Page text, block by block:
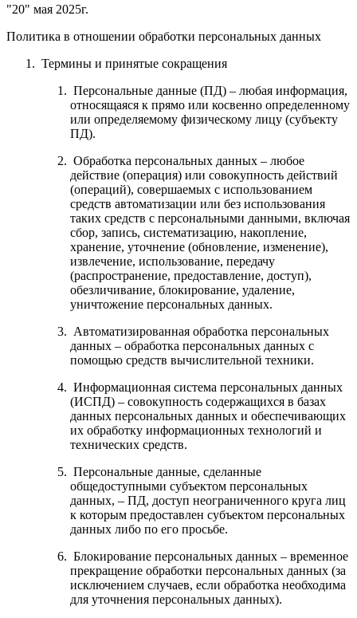
"20" мая 2025г.
Политика в отношении обработки персональных данных
Термины и принятые сокращения
Персональные данные (ПД) – любая информация,
относящаяся к прямо или косвенно определенному
или определяемому физическому лицу (субъекту
ПД).
Обработка персональных данных – любое
действие (операция) или совокупность действий
(операций), совершаемых с использованием
средств автоматизации или без использования
таких средств с персональными данными, включая
сбор, запись, систематизацию, накопление,
хранение, уточнение (обновление, изменение),
извлечение, использование, передачу
(распространение, предоставление, доступ),
обезличивание, блокирование, удаление,
уничтожение персональных данных.
Автоматизированная обработка персональных
данных – обработка персональных данных с
помощью средств вычислительной техники.
Информационная система персональных данных
(ИСПД) – совокупность содержащихся в базах
данных персональных данных и обеспечивающих
их обработку информационных технологий и
технических средств.
Персональные данные, сделанные
общедоступными субъектом персональных
данных, – ПД, доступ неограниченного круга лиц
к которым предоставлен субъектом персональных
данных либо по его просьбе.
Блокирование персональных данных – временное
прекращение обработки персональных данных (за
исключением случаев, если обработка необходима
для уточнения персональных данных).